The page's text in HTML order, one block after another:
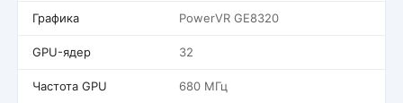
Графика PowerVR GE8320
GPU-ядер 32
Частота GPU 680 МГц